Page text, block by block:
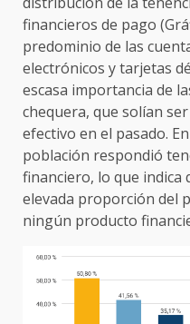
financieros de pago
predominio de las
electrónicos y tarjetas
escasa importancia de
chequera, que solían
efectivo en el pasado.
población respondió
financiero, lo que indica
elevada proporción del
ningún producto